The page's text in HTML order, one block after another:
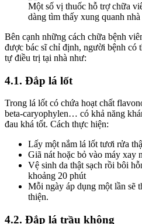
Một số vị thuốc hỗ trợ chữa
dàng tìm thấy xung quanh
Bên cạnh những cách chữa bệnh
được bác sĩ chỉ định, người bệnh có
tự điều trị tại nhà như:
4.1. Đắp lá lốt
Trong lá lốt có chứa hoạt chất
beta-caryophylen… có khả năng
đau khá tốt. Cách thực hiện:
Lấy một nắm lá lốt tươi rửa
Giã nát hoặc bỏ vào máy xay
Vệ sinh da thật sạch rồi bôi
khoảng 20 phút
Mỗi ngày áp dụng một lần sẽ
thiện.
4.2. Đắp lá trầu không